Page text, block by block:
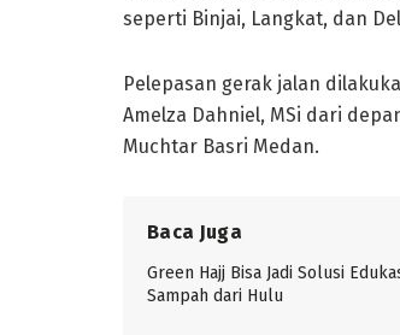
seperti Binjai, Langkat, dan
Pelepasan gerak jalan
Amelza Dahniel, MSi dari
Muchtar Basri Medan.
Baca Juga
Green Hajj Bisa Jadi Solusi
Sampah dari Hulu